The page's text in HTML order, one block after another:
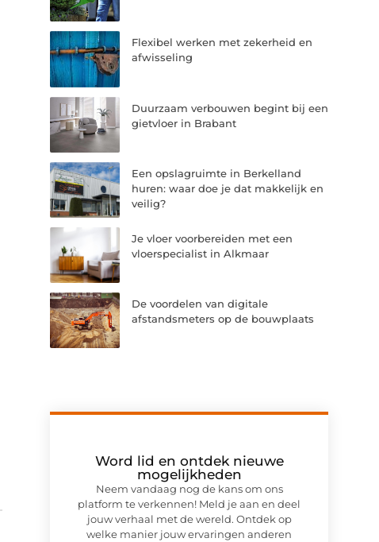
Flexibel werken met zekerheid en
afwisseling
Duurzaam verbouwen begint bij een
gietvloer in Brabant
Een opslagruimte in Berkelland
huren: waar doe je dat makkelijk en
veilig?
Je vloer voorbereiden met een
vloerspecialist in Alkmaar
De voordelen van digitale
afstandsmeters op de bouwplaats
Word lid en ontdek nieuwe
mogelijkheden
Neem vandaag nog de kans om ons
platform te verkennen! Meld je aan en deel
jouw verhaal met de wereld. Ontdek op
welke manier jouw ervaringen anderen